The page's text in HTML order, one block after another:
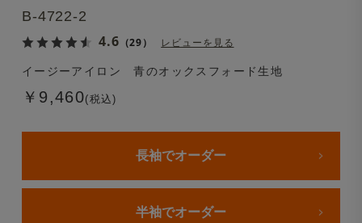
B-4722-2
4.6 （29） レビューを見る
イージーアイロン 青のオックスフォード生地
￥9,460(税込)
長袖でオーダー
半袖でオーダー